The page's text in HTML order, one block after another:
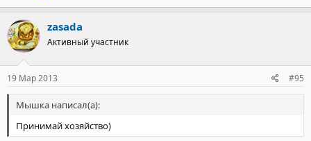
zasada
Активный участник
19 Мар 2013 #95
Мышка написал(а):
Принимай хозяйство)